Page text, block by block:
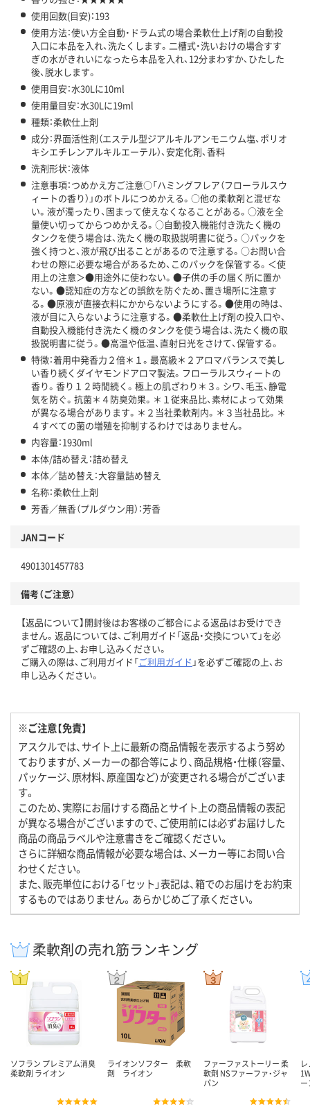
使用回数(目安)：193
使用方法：使い方全自動・ドラム式の場合柔軟仕上げ剤の自動投
入口に本品を入れ、洗たくします。二槽式・洗いおけの場合すす
ぎの水がきれいになったら本品を入れ、12分まわすか、ひたした
後、脱水します。
使用目安：水30Lに10ml
使用量目安：水30Lに19ml
種類：柔軟仕上剤
成分：界面活性剤（エステル型ジアルキルアンモニウム塩、ポリオ
キシエチレンアルキルエーテル）、安定化剤、香料
洗剤形状：液体
注意事項：つめかえ方ご注意○「ハミングフレア（フローラルスウ
ィートの香り）」のボトルにつめかえる。○他の柔軟剤と混ぜな
い。液が濁ったり、固まって使えなくなることがある。○液を全
量使い切ってからつめかえる。○自動投入機能付き洗たく機の
タンクを使う場合は、洗たく機の取扱説明書に従う。○パックを
強く持つと、液が飛び出ることがあるので注意する。○お問い合
わせの際に必要な場合があるため、このパックを保管する。＜使
用上の注意＞●用途外に使わない。●子供の手の届く所に置か
ない。●認知症の方などの誤飲を防ぐため、置き場所に注意す
る。●原液が直接衣料にかからないようにする。●使用の時は、
液が目に入らないように注意する。●柔軟仕上げ剤の投入口や、
自動投入機能付き洗たく機のタンクを使う場合は、洗たく機の取
扱説明書に従う。●高温や低温、直射日光をさけて、保管する。
特徴：着用中発香力２倍＊１。最高級＊２アロマバランスで美し
い香り続くダイヤモンドアロマ製法。フローラルスウィートの
香り。香り１２時間続く。極上の肌ざわり＊３。シワ、毛玉、静電
気を防ぐ。抗菌＊４防臭効果。＊１従来品比、素材によって効果
が異なる場合があります。＊２当社柔軟剤内。＊３当社品比。＊
４すべての菌の増殖を抑制するわけではありません。
内容量：1930ml
本体/詰め替え：詰め替え
本体／詰め替え：大容量詰め替え
名称：柔軟仕上剤
芳香／無香（プルダウン用）：芳香
JANコード
4901301457783
備考（ご注意）
【返品について】開封後はお客様のご都合による返品はお受けでき
ません。返品については、ご利用ガイド「返品・交換について」を必
ずご確認の上、お申し込みください。
ご購入の際は、ご利用ガイド「ご利用ガイド 」を必ずご確認の上、お
申し込みください。
※ご注意【免責】
アスクルでは、サイト上に最新の商品情報を表示するよう努め
ておりますが、メーカーの都合等により、商品規格・仕様（容量、
パッケージ、原材料、原産国など）が変更される場合がございま
す。
このため、実際にお届けする商品とサイト上の商品情報の表記
が異なる場合がございますので、ご使用前には必ずお届けした
商品の商品ラベルや注意書きをご確認ください。
さらに詳細な商品情報が必要な場合は、メーカー等にお問い合
わせください。
また、販売単位における「セット」表記は、箱でのお届けをお約束
するものではありません。あらかじめご了承ください。
柔軟剤の売れ筋ランキング
ソフラン プレミアム消臭
柔軟剤 ライオン
ライオンソフター 柔軟
剤 ライオン
ファーファストーリー 柔
軟剤 NSファーファ・ジャ
パン